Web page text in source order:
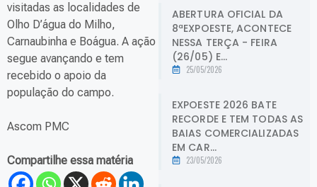
visitadas as localidades de
Olho D’água do Milho,
Carnaubinha e Boágua. A ação
segue avançando e tem
recebido o apoio da
população do campo.
Ascom PMC
Compartilhe essa matéria
ABERTURA OFICIAL DA
8ªEXPOESTE, ACONTECE
NESSA TERÇA - FEIRA
(26/05) E...
25/05/2026
EXPOESTE 2026 BATE
RECORDE E TEM TODAS AS
BAIAS COMERCIALIZADAS
EM CAR...
23/05/2026